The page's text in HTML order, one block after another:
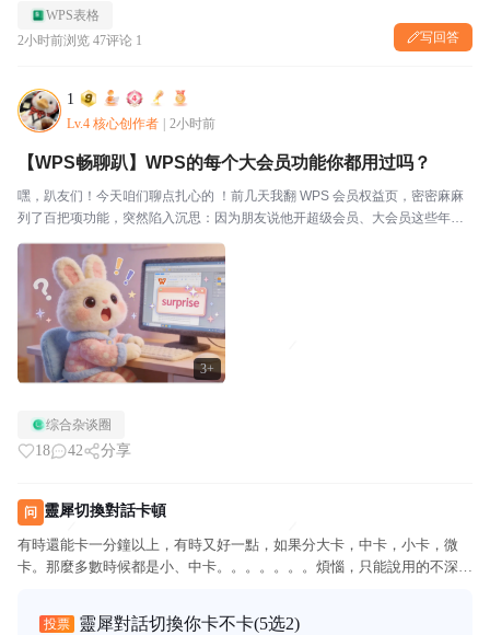
WPS表格
2小时前浏览 47评论 1 写回答
1
Lv.4 核心创作者 2小时前
3+
【WPS畅聊趴】WPS的每个大会员功能你都用过吗？
嘿，趴友们！今天咱们聊点扎心的 ！前几天我翻 WPS 会员权益页，密密麻麻
列了百把项功能，突然陷入沉思：因为朋友说他开超级会员、大会员这些年，
真正用过的，两只手数得过来。PDF 转 Word 用了，云空间用了，AI 帮我写用
了，WPS灵犀专家模式用了，生成...
综合杂谈圈
18 42 分享
问 靈犀切換對話卡頓
有時還能卡一分鐘以上，有時又好一點，如果分大卡，中卡，小卡，微
卡。那麼多數時候都是小、中卡。。。。。。。煩惱，只能說用的不深，
投票 靈犀對話切換你卡不卡(5选2)